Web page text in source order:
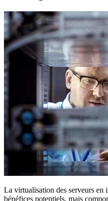
La virtualisation des serveurs en
bénéfices potentiels, mais